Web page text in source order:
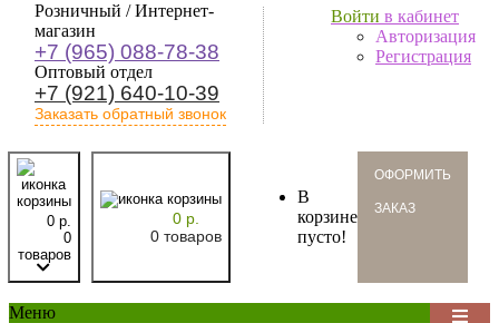
Розничный / Интернет-
магазин
+7 (965) 088-78-38
Оптовый отдел
+7 (921) 640-10-39
Заказать обратный звонок
Войти в кабинет
Авторизация
Регистрация
0 р.
0
товаров
oформить
заказ
0 р.
0 товаров
В
корзине
пусто!
Меню